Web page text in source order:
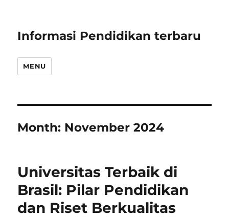
Informasi Pendidikan terbaru
MENU
Month: November 2024
Universitas Terbaik di
Brasil: Pilar Pendidikan
dan Riset Berkualitas